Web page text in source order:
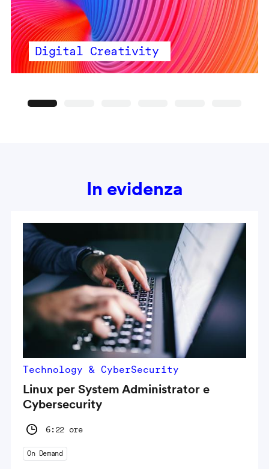
Digital Creativity
In evidenza
Technology & CyberSecurity
Linux per System Administrator e
Cybersecurity
6:22 ore
On Demand